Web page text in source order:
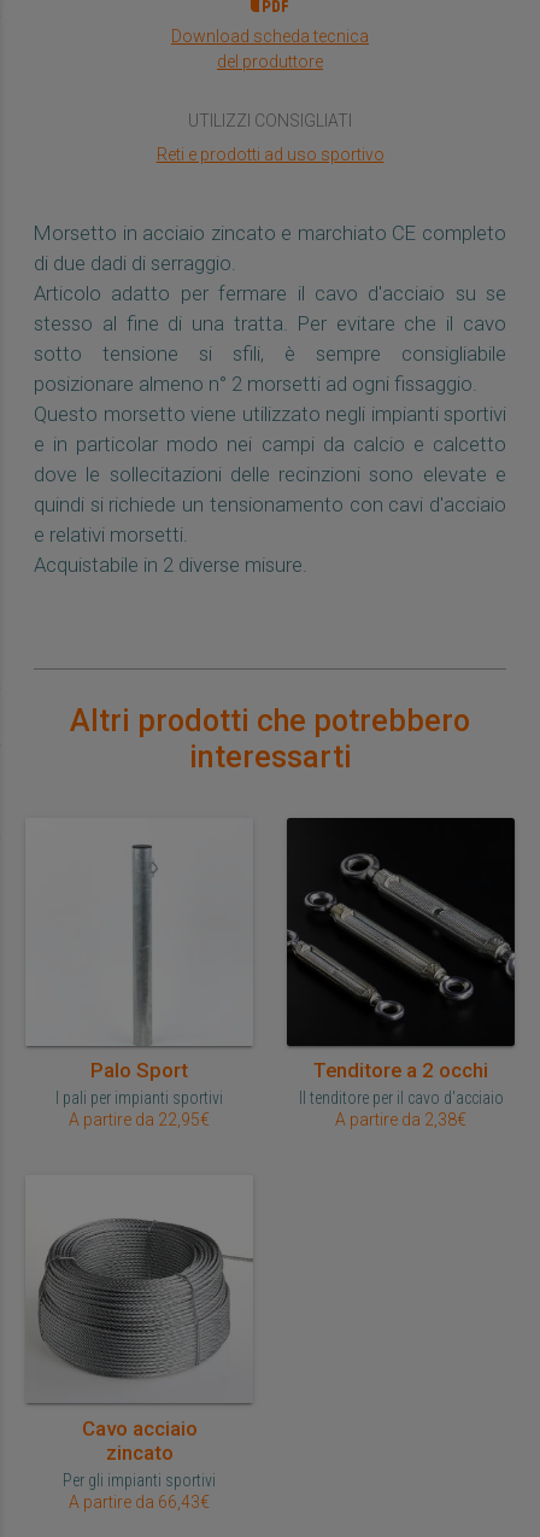
Download scheda tecnica
del produttore
UTILIZZI CONSIGLIATI
Reti e prodotti ad uso sportivo
Morsetto in acciaio zincato e marchiato CE completo
di due dadi di serraggio.
Articolo adatto per fermare il cavo d'acciaio su se
stesso al fine di una tratta. Per evitare che il cavo
sotto tensione si sfili, è sempre consigliabile
posizionare almeno n° 2 morsetti ad ogni fissaggio.
Questo morsetto viene utilizzato negli impianti sportivi
e in particolar modo nei campi da calcio e calcetto
dove le sollecitazioni delle recinzioni sono elevate e
quindi si richiede un tensionamento con cavi d'acciaio
e relativi morsetti.
Acquistabile in 2 diverse misure.
Altri prodotti che potrebbero
interessarti
Palo Sport
I pali per impianti sportivi
A partire da 22,95€
Tenditore a 2 occhi
Il tenditore per il cavo d'acciaio
A partire da 2,38€
Cavo acciaio
zincato
Per gli impianti sportivi
A partire da 66,43€